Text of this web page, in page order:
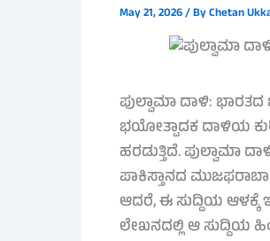
May 21, 2026/ ByChetan
ಪುಲ್ವಾಮಾ ದಾಳಿ: ಭಾರತದ
ಭಯೋತ್ಪಾದಕ ದಾಳಿಯ
ಹರಡುತ್ತಿದೆ.
ಪಾಕಿಸ್ತಾನದ
ಆದರೆ, ಈ ಸುದ್ದಿಯ ಆಳಕ್ಕೆ
ಲೇಖನದಲ್ಲಿ ಆ ಸುದ್ದಿಯ